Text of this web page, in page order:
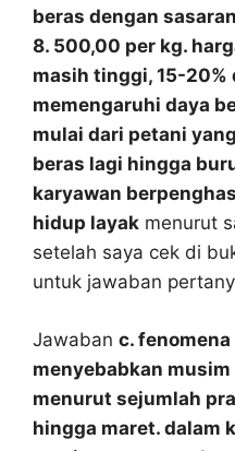
beras dengan
8. 500,00 per kg.
masih tinggi, 15-20%
memengaruhi daya
mulai dari petani
beras lagi hingga
karyawan
hidup layak menurut
setelah saya cek di
untuk jawaban
Jawaban c.
menyebabkan
menurut sejumlah
hingga maret. dalam